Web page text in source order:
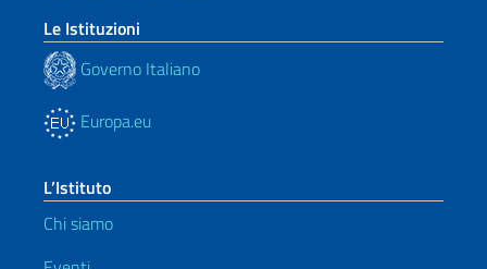
Le Istituzioni
Governo Italiano
Europa.eu
L’Istituto
Chi siamo